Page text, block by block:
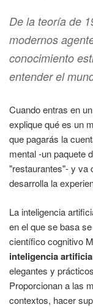
De la teoría de
modernos
conocimiento
entender el
Cuando entras en
explique qué es un
que pagarás la
mental -un paquete
"restaurantes"- y va
desarrolla la
La inteligencia
en el que se basa
científico cognitivo
inteligencia
elegantes y
Proporcionan a las
contextos, hacer